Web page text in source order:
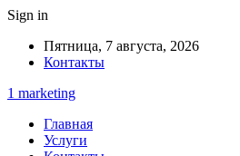
Sign in
Пятница, 7 августа, 2026
Контакты
1 marketing
Главная
Услуги